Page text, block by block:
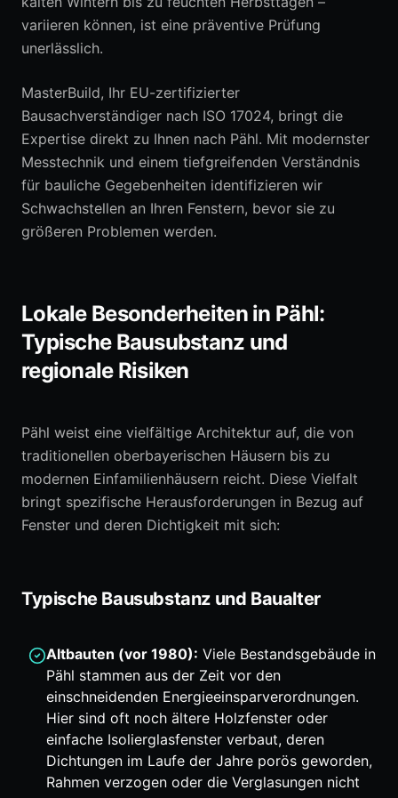
variieren können, ist eine präventive Prüfung
unerlässlich.
MasterBuild, Ihr EU-zertifizierter
Bausachverständiger nach ISO 17024, bringt die
Expertise direkt zu Ihnen nach Pähl. Mit modernster
Messtechnik und einem tiefgreifenden Verständnis
für bauliche Gegebenheiten identifizieren wir
Schwachstellen an Ihren Fenstern, bevor sie zu
größeren Problemen werden.
Lokale Besonderheiten in Pähl:
Typische Bausubstanz und
regionale Risiken
Pähl weist eine vielfältige Architektur auf, die von
traditionellen oberbayerischen Häusern bis zu
modernen Einfamilienhäusern reicht. Diese Vielfalt
bringt spezifische Herausforderungen in Bezug auf
Fenster und deren Dichtigkeit mit sich:
Typische Bausubstanz und Baualter
Altbauten (vor 1980): Viele Bestandsgebäude in
Pähl stammen aus der Zeit vor den
einschneidenden Energieeinsparverordnungen.
Hier sind oft noch ältere Holzfenster oder
einfache Isolierglasfenster verbaut, deren
Dichtungen im Laufe der Jahre porös geworden,
Rahmen verzogen oder die Verglasungen nicht